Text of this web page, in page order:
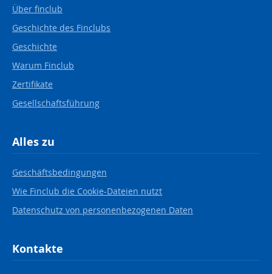
Über finclub
Geschichte des Finclubs
Geschichte
Warum Finclub
Zertifikate
Gesellschaftsführung
Alles zu
Geschäftsbedingungen
Wie Finclub die Cookie-Dateien nutzt
Datenschutz von personenbezogenen Daten
Kontakte